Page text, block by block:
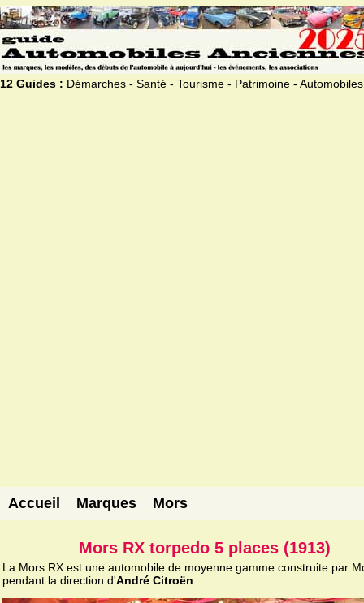
12 Guides : Démarches - Santé - Tourisme - Patrimoine - Automobiles
Accueil Marques Mors
Mors RX torpedo 5 places (1913)
La Mors RX est une automobile de moyenne gamme construite par
pendant la direction d'André Citroën